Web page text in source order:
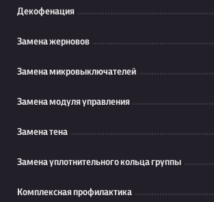
Декофенация
Замена жерновов
Замена микровыключателей
Замена модуля управления
Замена тена
Замена уплотнительного кольца группы
Комплексная профилактика